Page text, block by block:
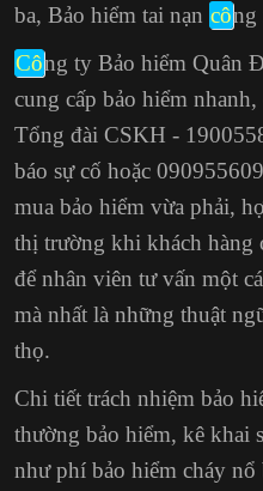
ba, Bảo hiểm tai nạn công
Công ty Bảo hiểm Quân
cung cấp bảo hiểm
Tổng đài CSKH -
báo sự cố hoặc
mua bảo hiểm vừa phải,
thị trường khi khách hàng
để nhân viên tư vấn một
mà nhất là những thuật
thọ.
Chi tiết trách nhiệm bảo
thường bảo hiểm, kê khai
như phí bảo hiểm cháy